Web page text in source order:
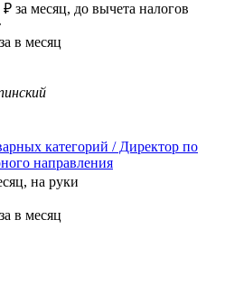
₽ за месяц, до вычета налогов
в месяц
категорий / Директор по
направления
на руки
в месяц